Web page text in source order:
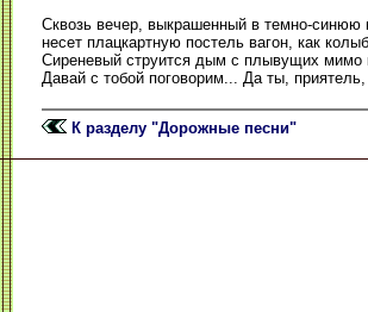
Сквозь вечер, выкрашенный в темно-синюю
несет плацкартную постель вагон, как
Сиреневый струится дым с плывущих мимо
Давай с тобой поговорим... Да ты,
К разделу "Дорожные песни"